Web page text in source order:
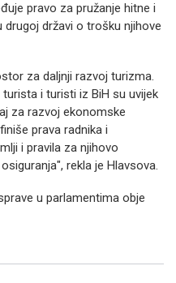
pravo za pružanje hitne i
državi o trošku njihove
za daljnji razvoj turizma.
i turisti iz BiH su uvijek
za razvoj ekonomske
prava radnika i
i pravila za njihovo
rekla je Hlavsova.
u parlamentima obje